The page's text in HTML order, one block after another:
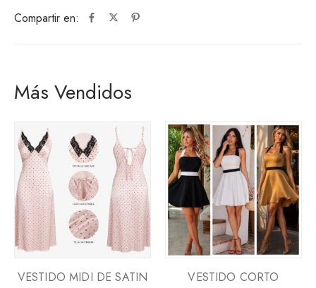
Compartir en:
Más Vendidos
VESTIDO MIDI DE SATIN
VESTIDO CORTO